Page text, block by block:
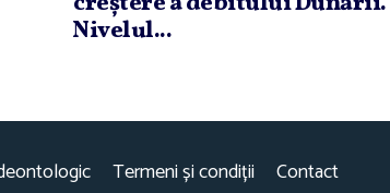
Nivelul...
Termeni și condiții Contact